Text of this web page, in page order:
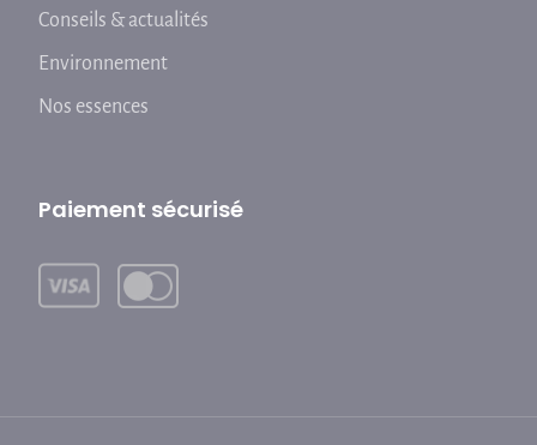
Conseils & actualités
Environnement
Nos essences
Paiement sécurisé